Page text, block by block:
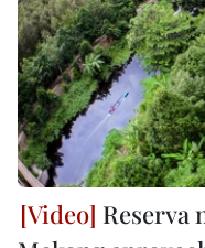
Reserva